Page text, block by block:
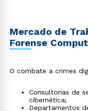
Mercado de
Forense
O combate a crimes
Consultorias de
cibernética;
Departamentos